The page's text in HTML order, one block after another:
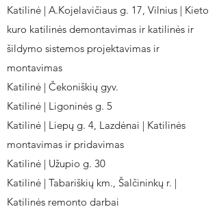
Katilinė | A.Kojelavičiaus g. 17, Vilnius | Kieto
kuro katilinės demontavimas ir katilinės ir
šildymo sistemos projektavimas ir
montavimas
Katilinė | Čekoniškių gyv.
Katilinė | Ligoninės g. 5
Katilinė | Liepų g. 4, Lazdėnai | Katilinės
montavimas ir pridavimas
Katilinė | Užupio g. 30
Katilinė | Tabariškių km., Šalčininkų r. |
Katilinės remonto darbai